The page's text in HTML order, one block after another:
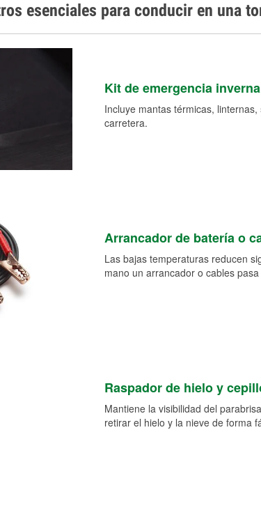
esenciales para conducir en una
Kit de emergencia
Incluye mantas térmicas,
carretera.
Arrancador de batería o
Las bajas temperaturas reducen
mano un arrancador o cables
Raspador de hielo y
Mantiene la visibilidad del
retirar el hielo y la nieve de forma